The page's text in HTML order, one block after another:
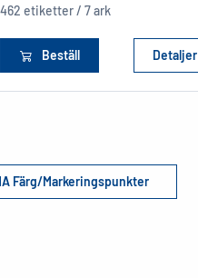
462 etiketter / 7 ark
Beställ Detaljer
Färg/Markeringspunkter